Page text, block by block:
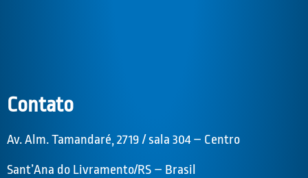
Contato
Av. Alm. Tamandaré, 2719 / sala 304 – Centro
Sant’Ana do Livramento/RS – Brasil